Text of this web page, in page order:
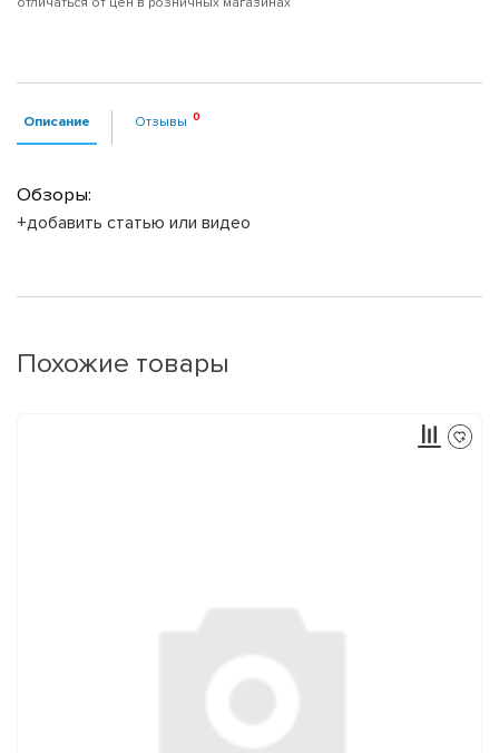
Описание Отзывы
Обзоры:
+добавить статью или видео
Похожие товары